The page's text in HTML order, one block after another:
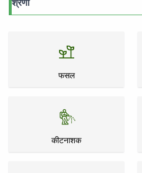
श्रेणी
फसल
कीटनाशक